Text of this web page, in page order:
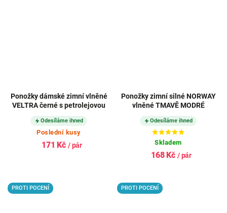
Ponožky dámské zimní vlněné
VELTRA černé s petrolejovou
Odesíláme ihned
Poslední kusy
171 Kč / pár
Ponožky zimní silné NORWAY
vlněné TMAVĚ MODRÉ
Odesíláme ihned
Skladem
168 Kč / pár
PROTI POCENÍ PROTI POCENÍ